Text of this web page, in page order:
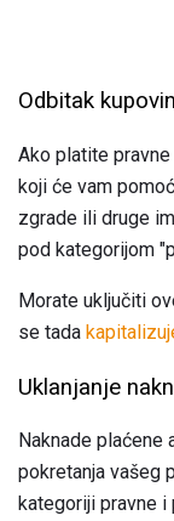
Odbitak
Ako platite
koji će vam
zgrade ili druge
pod kategorijom
Morate uključiti
se tada
Uklanjanje
Naknade
pokretanja vašeg
kategoriji pravne